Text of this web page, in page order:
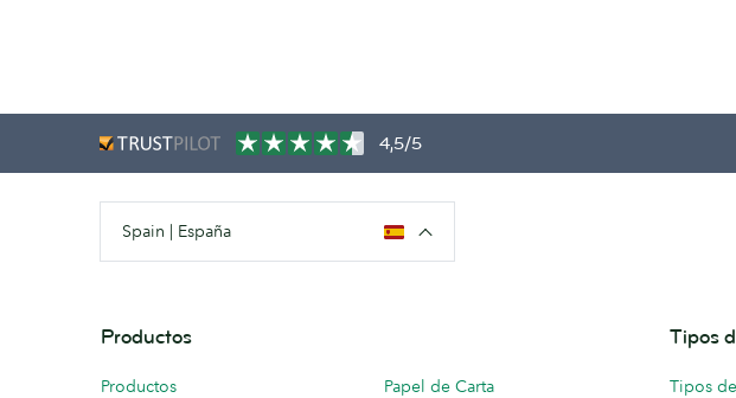
4,5/5
Spain | España
Productos
Productos
Papel de Carta
Tipos
Tipos